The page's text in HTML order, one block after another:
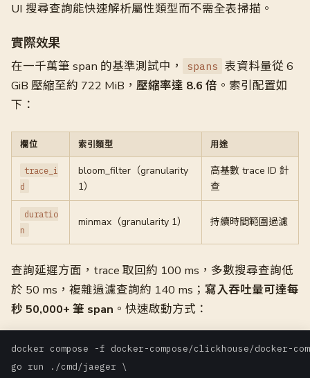
UI 搜尋查詢能快速解析屬性類型而不需全表掃描。
實際效果
在一千萬筆 span 的基準測試中， spans 表資料量從 6
GiB 壓縮至約 722 MiB， 壓縮率達 8.6 倍 。索引配置如
下：
欄位 索引類型 用途
trace_i
d
bloom_filter（granularity
1）
高基數 trace ID 針
查
duratio
n
minmax（granularity 1） 持續時間範圍過濾
查詢延遲方面，trace 取回約 100 ms，多數搜尋查詢低
於 50 ms，複雜過濾查詢約 140 ms； 寫入吞吐量可達每
秒 50,000+ 筆 span 。快速啟動方式：
docker compose -f docker-compose/clickhouse/docker-
go run ./cmd/jaeger \